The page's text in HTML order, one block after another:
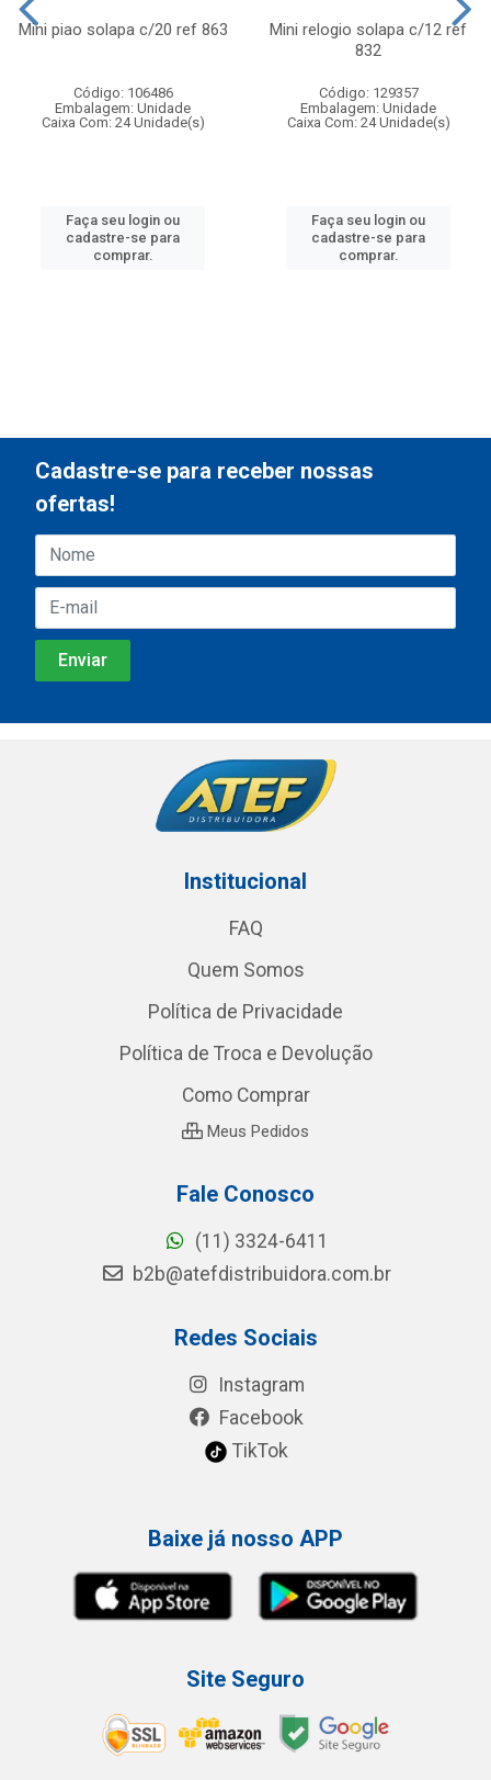
Mini piao solapa c/20 ref 863
Código: 106486
Embalagem: Unidade
Caixa Com: 24 Unidade(s)
Faça seu login ou
cadastre-se para
comprar.
Mini relogio solapa c/12 ref
832
Código: 129357
Embalagem: Unidade
Caixa Com: 24 Unidade(s)
Faça seu login ou
cadastre-se para
comprar.
Cadastre-se para receber nossas
ofertas!
Institucional
FAQ
Quem Somos
Política de Privacidade
Política de Troca e Devolução
Como Comprar
Meus Pedidos
Fale Conosco
(11) 3324-6411
b2b@atefdistribuidora.com.br
Redes Sociais
Instagram
Facebook
TikTok
Baixe já nosso APP
Site Seguro